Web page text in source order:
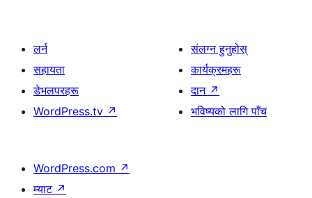
लर्न
सहायता
डेभलपरहरू
WordPress.tv ↗
संलग्न हुनुहोस्
कार्यक्रमहरू
दान ↗
भविष्यको लागि पाँच
WordPress.com ↗
म्याट ↗